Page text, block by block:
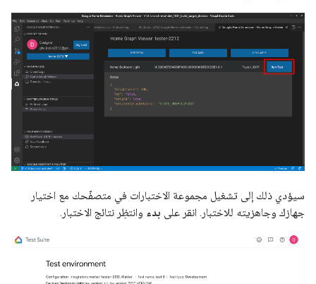
سيؤدي ذلك إلى تشغيل مجموعة الاختبارات في متصفّحك مع اختيار
جهازك وجاهزيته للاختبار. انقر على بدء وانتظِر نتائج الاختبار.